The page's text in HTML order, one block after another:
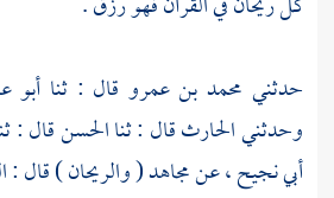
حدثني محمد بن عمرو قال : ثنا أبو
وحدثنيالحارثقال : ثناالحسنقال :
أبي نجيح، عنمجاهد( والريحان ) قال :